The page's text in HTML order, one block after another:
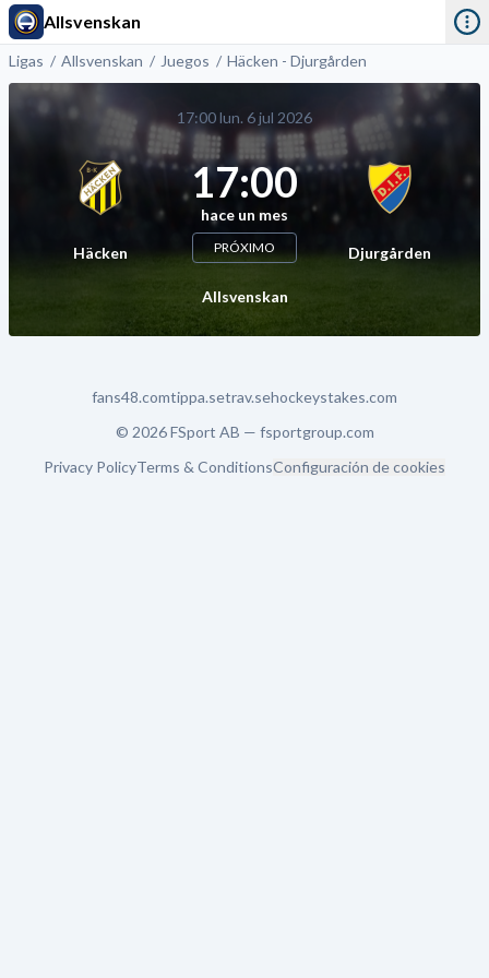
Allsvenskan
Ligas Allsvenskan Juegos Häcken - Djurgården
17:00 lun. 6 jul 2026
Häcken
17:00
hace un mes
PRÓXIMO Djurgården
Allsvenskan
fans48.comtippa.setrav.sehockeystakes.com
© 2026 FSport AB — fsportgroup.com
Privacy PolicyTerms & ConditionsConfiguración de cookies